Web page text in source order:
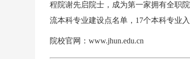
程院谢先启院士，成为第一家拥有全职
流本科专业建设点名单，17个本科专业
院校官网：www.jhun.edu.cn